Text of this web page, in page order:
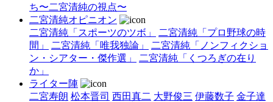
ち〜二宮清純の視点〜
二宮清純オピニオン
二宮清純「スポーツのツボ」
二宮清純「プロ野球の時
間」
二宮清純「唯我独論」
二宮清純「ノンフィクショ
ン・シアター・傑作選」
二宮清純「くつろぎの在り
か」
ライター陣
二宮寿朗 松本晋司 西田真二 大野俊三 伊藤数子 金子達